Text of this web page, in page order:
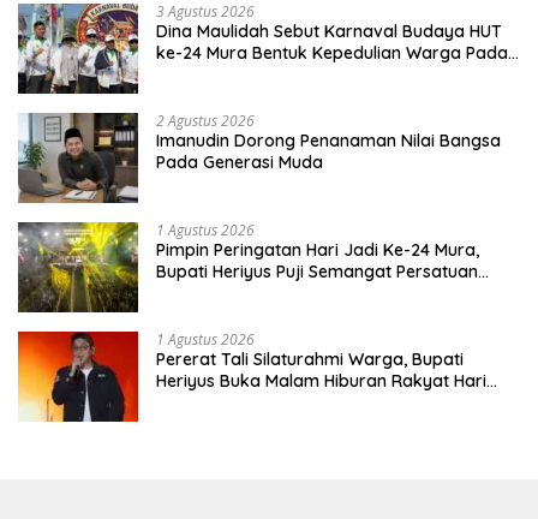
3 Agustus 2026
Dina Maulidah Sebut Karnaval Budaya HUT
ke-24 Mura Bentuk Kepedulian Warga Pada
2 Agustus 2026
Imanudin Dorong Penanaman Nilai Bangsa
Pada Generasi Muda
1 Agustus 2026
Pimpin Peringatan Hari Jadi Ke-24 Mura,
Bupati Heriyus Puji Semangat Persatuan
1 Agustus 2026
Pererat Tali Silaturahmi Warga, Bupati
Heriyus Buka Malam Hiburan Rakyat Hari